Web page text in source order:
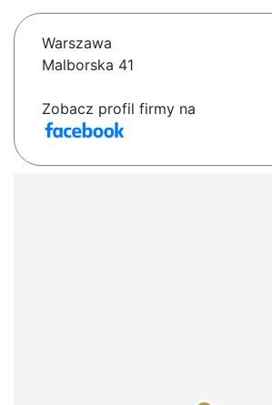
Warszawa
Malborska 41
Zobacz profil firmy na